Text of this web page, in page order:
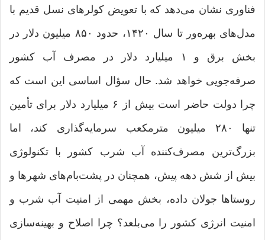
فناوری نشان می‌دهد که با تعویض کولرهای نسل قدیم با
مدل‌های بهره‌ور تا سال ۱۴۲۰، حدود ۸۵۰ میلیون دلار در
بخش برق و ۱ میلیارد دلار در مصرف آب کشور
صرفه‌جویی خواهد شد. حال سؤال اساسی این است که
چرا دولت حاضر است بیش از ۶ میلیارد دلار برای تأمین
تنها ۲۸۰ میلیون مترمکعب سرمایه‌گذاری کند، اما
بزرگ‌ترین مصرف‌کننده آب شرب کشور با تکنولوژی
بیش از شش دهه پیش، همچنان در پشت‌بام‌های شهرها و
روستاها جولان داده، بخش مهمی از امنیت آب شرب و
امنیت انرژی کشور را می‌بلعد؟ چرا اصلاح و بهینه‌سازی